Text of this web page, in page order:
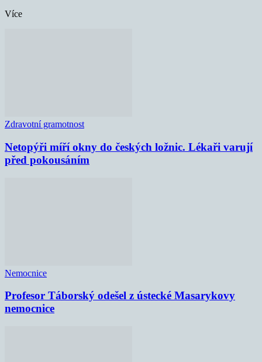
Více
Zdravotní gramotnost
Netopýři míří okny do českých ložnic. Lékaři varují
před pokousáním
Nemocnice
Profesor Táborský odešel z ústecké Masarykovy
nemocnice